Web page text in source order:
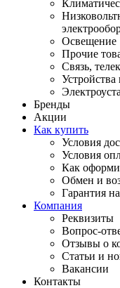
Освещение
Прочие
Связь,
Устройства
Бренды
Акции
Как купить
Условия
Условия
Как
Обмен и
Гарантия
Компания
Реквизиты
Вопрос-
Отзывы о
Статьи и
Вакансии
Контакты